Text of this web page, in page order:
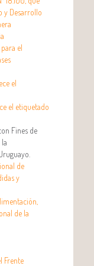
y Desarrollo
el
el
el etiquetado
Fines de
de
y
de la
Frente